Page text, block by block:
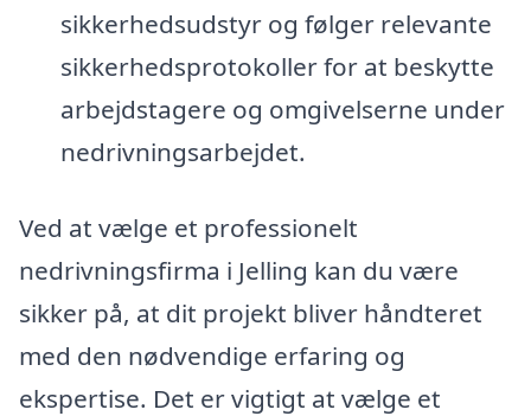
sikkerhedsudstyr og følger relevante
sikkerhedsprotokoller for at beskytte
arbejdstagere og omgivelserne under
nedrivningsarbejdet.
Ved at vælge et professionelt
nedrivningsfirma i Jelling kan du være
sikker på, at dit projekt bliver håndteret
med den nødvendige erfaring og
ekspertise. Det er vigtigt at vælge et